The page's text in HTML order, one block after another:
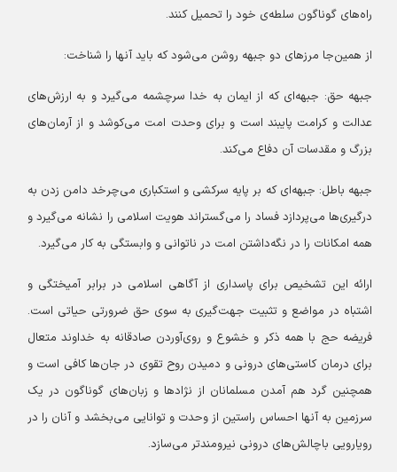
راه‌های گوناگون سلطه‌ی خود را تحمیل کنند.
از همین‌جا مرزهای دو جبهه روشن می‌شود که باید آنها را شناخت:
جبهه حق: جبهه‌ای که از ایمان به خدا سرچشمه می‌گیرد و به ارزش‌های
عدالت و کرامت پایبند است و برای وحدت امت می‌کوشد و از آرمان‌های
بزرگ و مقدسات آن دفاع می‌کند.
جبهه باطل: جبهه‌ای که بر پایه سرکشی و استکباری می‌چرخد دامن زدن به
درگیری‌ها می‌پردازد فساد را می‌گستراند هویت اسلامی را نشانه می‌گیرد و
همه امکانات را در نگه‌داشتن امت در ناتوانی و وابستگی به کار می‌گیرد.
ارائه این تشخیص برای پاسداری از آگاهی اسلامی در برابر آمیختگی و
اشتباه در مواضع و تثبیت جهت‌گیری به سوی حق ضرورتی حیاتی است.
فریضه حج با همه ذکر و خشوع و روی‌آوردن صادقانه به خداوند متعال
برای درمان کاستی‌های درونی و دمیدن روح تقوی در جان‌ها کافی است و
همچنین گرد هم آمدن مسلمانان از نژادها و زبان‌های گوناگون در یک
سرزمین به آنها احساس راستین از وحدت و توانایی می‌بخشد و آنان را در
رویارویی باچالش‌های درونی نیرومندتر می‌سازد.